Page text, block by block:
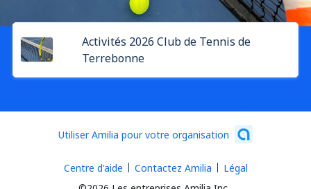
Activités 2026 Club de Tennis de
Terrebonne
Utiliser Amilia pour votre organisation
Centre d'aide Contactez Amilia Légal